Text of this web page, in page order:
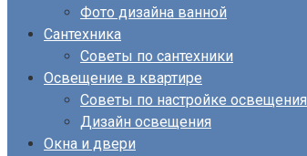
Фото дизайна ванной
Сантехника
Советы по сантехники
Освещение в квартире
Советы по настройке освещения
Дизайн освещения
Окна и двери